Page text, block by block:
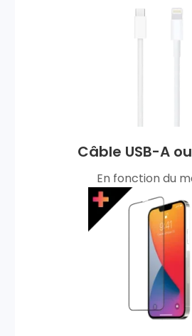
Câble USB-A
En fonction du